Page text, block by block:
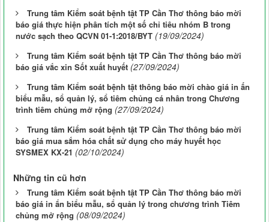
Trung tâm Kiểm soát bệnh tật TP Cần Thơ thông báo mời
báo giá thực hiện phân tích một số chỉ tiêu nhóm B trong
nước sạch theo QCVN 01-1:2018/BYT (19/09/2024)
Trung tâm Kiểm soát bệnh tật TP Cần Thơ thông báo mời
báo giá vắc xin Sốt xuất huyết (27/09/2024)
Trung tâm Kiểm soát bệnh tật thông báo mời chào giá in ấn
biểu mẫu, sổ quản lý, sổ tiêm chủng cá nhân trong Chương
trình tiêm chủng mở rộng (27/09/2024)
Trung tâm Kiểm soát bệnh tật TP Cần Thơ thông báo mời
báo giá mua sắm hóa chất sử dụng cho máy huyết học
SYSMEX KX-21 (02/10/2024)
Những tin cũ hơn
Trung tâm Kiểm soát bệnh tật TP Cần Thơ thông báo mời
báo giá in ẩn biểu mẫu, sổ quản lý trong chương trình Tiêm
chủng mở rộng (08/09/2024)